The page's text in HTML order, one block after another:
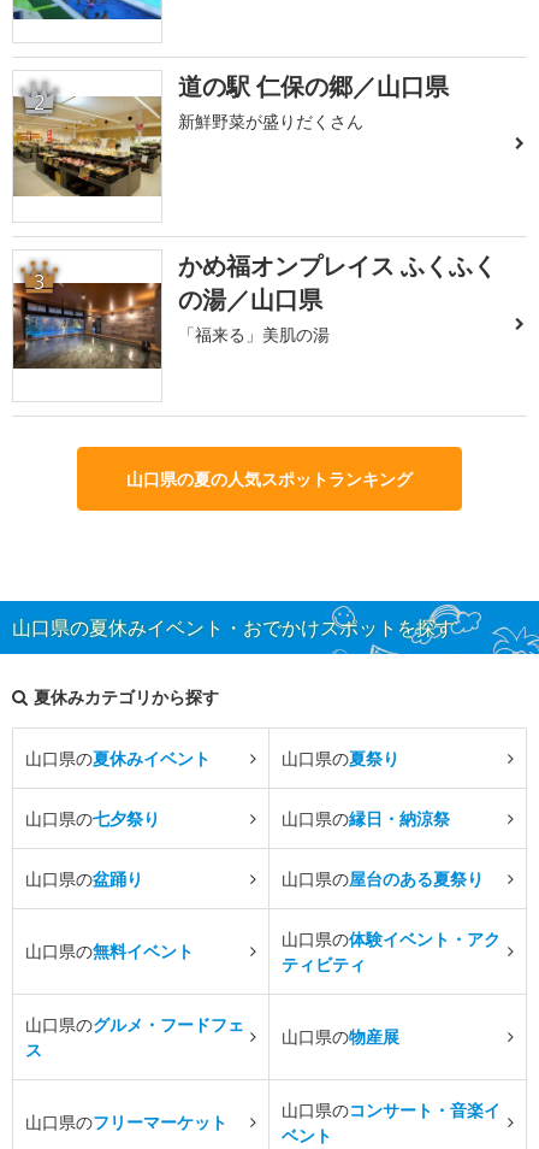
2 道の駅 仁保の郷／山口県
新鮮野菜が盛りだくさん
3
かめ福オンプレイス ふくふく
の湯／山口県
「福来る」美肌の湯
山口県の夏の人気スポットランキング
山口県の夏休みイベント・おでかけスポットを探す
夏休みカテゴリから探す
山口県の夏休みイベント 山口県の夏祭り
山口県の七夕祭り 山口県の縁日・納涼祭
山口県の盆踊り 山口県の屋台のある夏祭り
山口県の無料イベント
山口県の体験イベント・アク
ティビティ
山口県のグルメ・フードフェ
ス
山口県の物産展
山口県のフリーマーケット
山口県のコンサート・音楽イ
ベント